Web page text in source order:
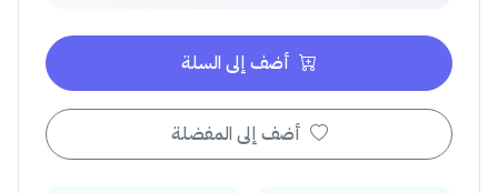
أضف إلى السلة
أضف إلى المفضلة